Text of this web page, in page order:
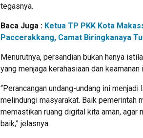
tegasnya.
Baca Juga : Ketua TP PKK Kota
Paccerakkang, Camat Biringkanaya
Menurutnya, persandian bukan hanya
yang menjaga kerahasiaan dan
“Perancangan undang-undang ini
melindungi masyarakat. Baik pemerintah
memastikan ruang digital kita aman,
baik,” jelasnya.